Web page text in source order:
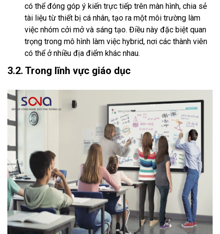
có thể đóng góp ý kiến trực tiếp trên màn hình, chia sẻ
tài liệu từ thiết bị cá nhân, tạo ra một môi trường làm
việc nhóm cởi mở và sáng tạo. Điều này đặc biệt quan
trọng trong mô hình làm việc hybrid, nơi các thành viên
có thể ở nhiều địa điểm khác nhau.
3.2. Trong lĩnh vực giáo dục